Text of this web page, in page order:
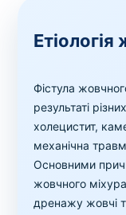
Фістула
результаті
холецистит,
механічна
Основними
жовчного
дренажу жовчі